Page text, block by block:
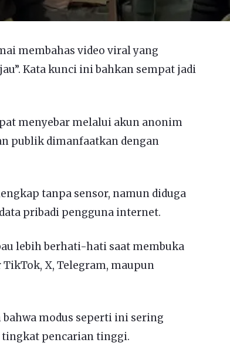
membahas video viral yang
Kata kunci ini bahkan sempat jadi
menyebar melalui akun anonim
publik dimanfaatkan dengan
tanpa sensor, namun diduga
pribadi pengguna internet.
lebih berhati-hati saat membuka
X, Telegram, maupun
modus seperti ini sering
tingkat pencarian tinggi.